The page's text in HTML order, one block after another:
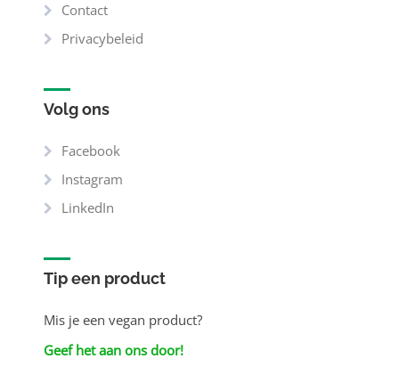
Contact
Privacybeleid
Volg ons
Facebook
Instagram
LinkedIn
Tip een product
Mis je een vegan product?
Geef het aan ons door!